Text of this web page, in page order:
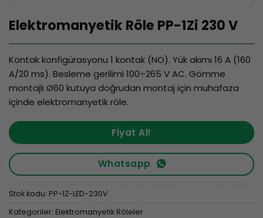
Elektromanyetik Röle PP-1Zi 230 V
Kontak konfigürasyonu 1 kontak (NO). Yük akımı 16 A (160
A/20 ms). Besleme gerilimi 100÷265 V AC. Gömme
montajlı Ø60 kutuya doğrudan montaj için muhafaza
içinde elektromanyetik röle.
Fiyat Al!
Whatsapp
Stok kodu: PP-1Z-LED-230V
Kategoriler: Elektromanyetik Röleler